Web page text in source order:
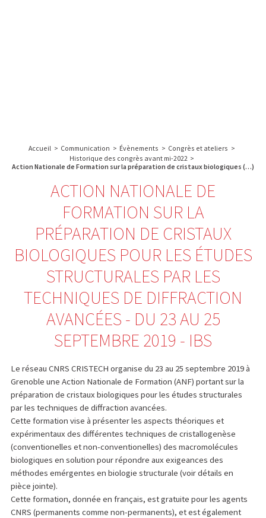
FRANCE
Accueil > Communication > Évènements > Congrès et ateliers >
Historique des congrès avant mi-2022 >
Action Nationale de Formation sur la préparation de cristaux biologiques (…)
ACTION NATIONALE DE
FORMATION SUR LA
PRÉPARATION DE CRISTAUX
BIOLOGIQUES POUR LES ÉTUDES
STRUCTURALES PAR LES
TECHNIQUES DE DIFFRACTION
AVANCÉES - DU 23 AU 25
SEPTEMBRE 2019 - IBS
Le réseau CNRS CRISTECH organise du 23 au 25 septembre 2019 à
Grenoble une Action Nationale de Formation (ANF) portant sur la
préparation de cristaux biologiques pour les études structurales
par les techniques de diffraction avancées.
Cette formation vise à présenter les aspects théoriques et
expérimentaux des différentes techniques de cristallogenèse
(conventionelles et non-conventionelles) des macromolécules
biologiques en solution pour répondre aux exigeances des
méthodes emérgentes en biologie structurale (voir détails en
pièce jointe).
Cette formation, donnée en français, est gratuite pour les agents
CNRS (permanents comme non-permanents), et est également